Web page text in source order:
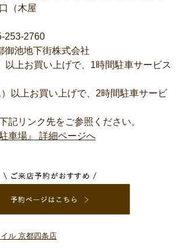
（木屋
2760
池地下街株式会社
以上お買い上げで、1時間駐車サービス
以上お買い上げで、2時間駐車サービ
記リンク先をご参照ください。
車場』 詳細ページへ
ル 京都四条店